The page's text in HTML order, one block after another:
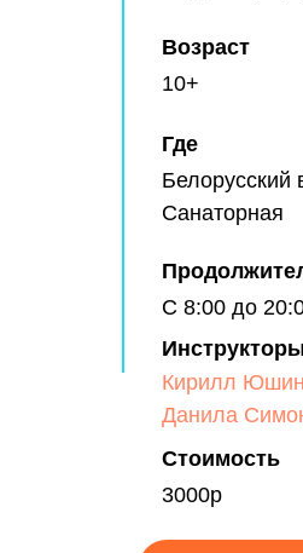
Возраст
Где
Стоимость
3000р
С 8:00 до
Белорусский
Санаторная
10+
Кирилл Юшин
Данила